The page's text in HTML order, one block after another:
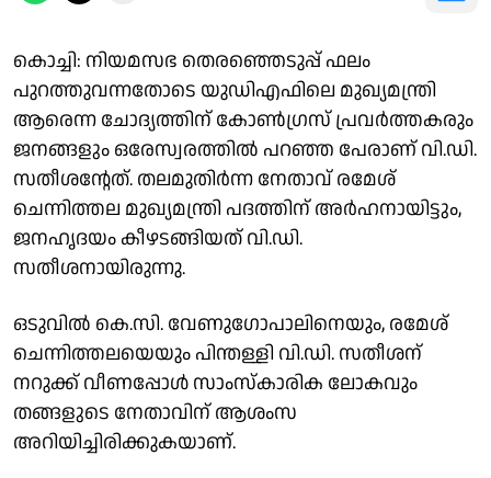
കൊച്ചി: നിയമസഭ തെരഞ്ഞെടുപ്പ് ഫലം
പുറത്തുവന്നതോടെ യുഡിഎഫിലെ മുഖ്യമന്ത്രി
ആരെന്ന ചോദ്യത്തിന് കോൺഗ്രസ് പ്രവർത്തകരും
ജനങ്ങളും ഒരേസ്വരത്തിൽ പറഞ്ഞ പേരാണ് വി.ഡി.
സതീശൻ്റേത്. തലമുതിർന്ന നേതാവ് രമേശ്
ചെന്നിത്തല മുഖ്യമന്ത്രി പദത്തിന് അർഹനായിട്ടും,
ജനഹൃദയം കീഴടങ്ങിയത് വി.ഡി.
സതീശനായിരുന്നു.
ഒടുവിൽ കെ.സി. വേണുഗോപാലിനെയും, രമേശ്
ചെന്നിത്തലയെയും പിന്തള്ളി വി.ഡി. സതീശന്
നറുക്ക് വീണപ്പോൾ സാംസ്കാരിക ലോകവും
തങ്ങളുടെ നേതാവിന് ആശംസ
അറിയിച്ചിരിക്കുകയാണ്.